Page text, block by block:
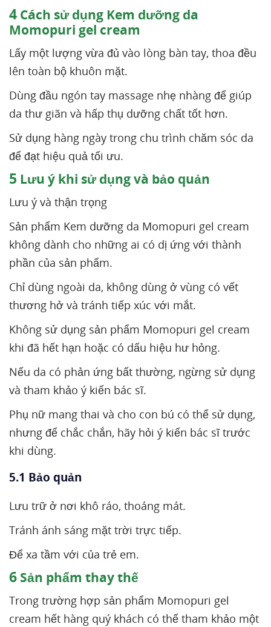
4 Cách sử dụng Kem dưỡng da
Momopuri gel cream
Lấy một lượng vừa đủ vào lòng bàn tay, thoa đều
lên toàn bộ khuôn mặt.
Dùng đầu ngón tay massage nhẹ nhàng để giúp
da thư giãn và hấp thụ dưỡng chất tốt hơn.
Sử dụng hàng ngày trong chu trình chăm sóc da
để đạt hiệu quả tối ưu.
5 Lưu ý khi sử dụng và bảo quản
Lưu ý và thận trọng
Sản phẩm Kem dưỡng da Momopuri gel cream
không dành cho những ai có dị ứng với thành
phần của sản phẩm.
Chỉ dùng ngoài da, không dùng ở vùng có vết
thương hở và tránh tiếp xúc với mắt.
Không sử dụng sản phẩm Momopuri gel cream
khi đã hết hạn hoặc có dấu hiệu hư hỏng.
Nếu da có phản ứng bất thường, ngừng sử dụng
và tham khảo ý kiến bác sĩ.
Phụ nữ mang thai và cho con bú có thể sử dụng,
nhưng để chắc chắn, hãy hỏi ý kiến bác sĩ trước
khi dùng.
5.1 Bảo quản
Lưu trữ ở nơi khô ráo, thoáng mát.
Tránh ánh sáng mặt trời trực tiếp.
Để xa tầm với của trẻ em.
6 Sản phẩm thay thế
Trong trường hợp sản phẩm Momopuri gel
cream hết hàng quý khách có thể tham khảo một